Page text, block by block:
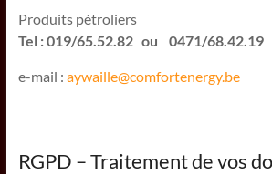
Produits pétroliers
Tel : 019/65.52.82 ou 0471/68.42.19
e-mail : aywaille@comfortenergy.be
RGPD – Traitement de vos